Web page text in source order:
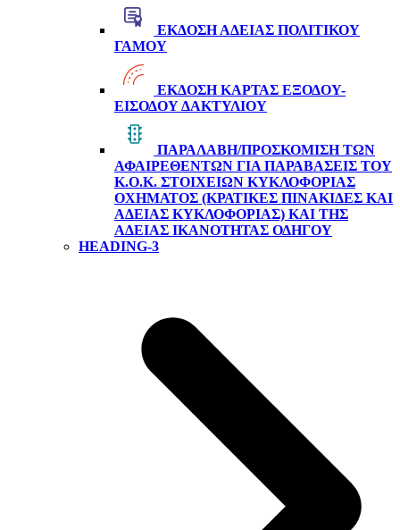
ΈΚΔΟΣΗ ΆΔΕΙΑΣ ΠΟΛΙΤΙΚΟΎ
ΓΆΜΟΥ
ΈΚΔΟΣΗ ΚΆΡΤΑΣ ΕΞΌΔΟΥ-
ΕΙΣΌΔΟΥ ΔΑΚΤΥΛΊΟΥ
ΠΑΡΑΛΑΒΉ/ΠΡΟΣΚΌΜΙΣΗ ΤΩΝ
ΑΦΑΙΡΕΘΈΝΤΩΝ ΓΙΑ ΠΑΡΑΒΆΣΕΙΣ ΤΟΥ
Κ.Ο.Κ. ΣΤΟΙΧΕΊΩΝ ΚΥΚΛΟΦΟΡΊΑΣ
ΟΧΉΜΑΤΟΣ (ΚΡΑΤΙΚΈΣ ΠΙΝΑΚΊΔΕΣ ΚΑΙ
ΆΔΕΙΑΣ ΚΥΚΛΟΦΟΡΊΑΣ) ΚΑΙ ΤΗΣ
ΆΔΕΙΑΣ ΙΚΑΝΌΤΗΤΑΣ ΟΔΗΓΟΎ
HEADING-3